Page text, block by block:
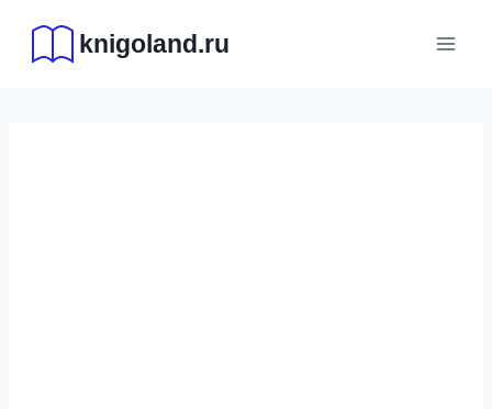
содержимому
knigoland.ru